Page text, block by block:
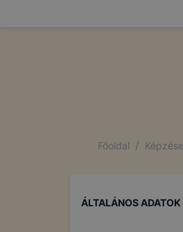
Főoldal /
ÁLTALÁNOS ADATOK